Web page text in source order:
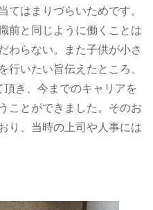
てはまりづらいためです。
前と同じように働くことは
わらない。また子供が小さ
行いたい旨伝えたところ、
き、今までのキャリアを
ことができました。そのお
り、当時の上司や人事には